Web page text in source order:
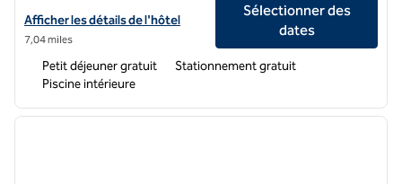
Afficher les détails de l'hôtel Hampton Inn Kansas City Southeast
Afficher les détails de l'hôtel
7,04 miles
Sélectionner des
dates
Petit déjeuner gratuit
Stationnement gratuit
Piscine intérieure
1 sur 12